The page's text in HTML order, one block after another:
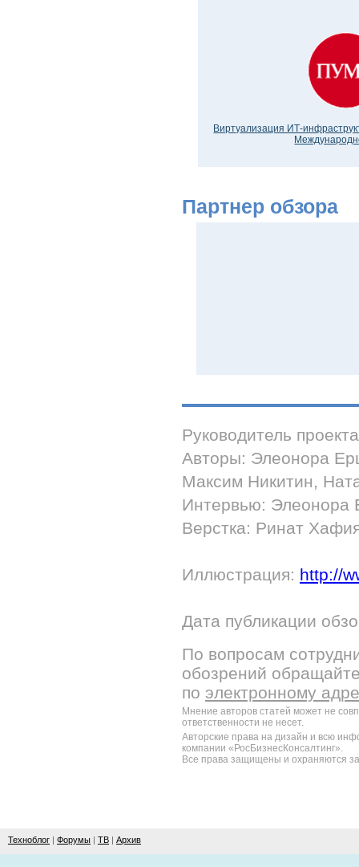
Виртуализация ИТ-
Партнер обзора
Руководитель
Авторы: Элеонора
Максим Никитин,
Интервью: Элеонора
Верстка: Ринат
Иллюстрация: http://
Дата публикации
По вопросам
обозрений
по электронному
Мнение авторов статей может не
ответственности не несет.
Авторские права на дизайн и всю
компании «РосБизнесКонсалтинг».
Все права защищены и охраняются
Техноблог | Форумы | ТВ | Архив